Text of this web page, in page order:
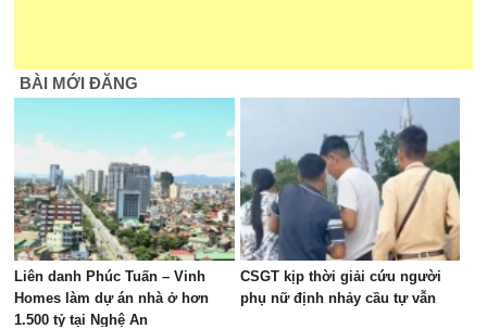
BÀI MỚI ĐĂNG
Liên danh Phúc Tuấn – Vinh
Homes làm dự án nhà ở hơn
1.500 tỷ tại Nghệ An
CSGT kịp thời giải cứu người
phụ nữ định nhảy cầu tự vẫn